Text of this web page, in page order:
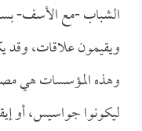
الشباب -مع الأسف-
ويقيمون علاقات، وقد
وهذه المؤسسات هي
ليكونوا جواسيس، أو